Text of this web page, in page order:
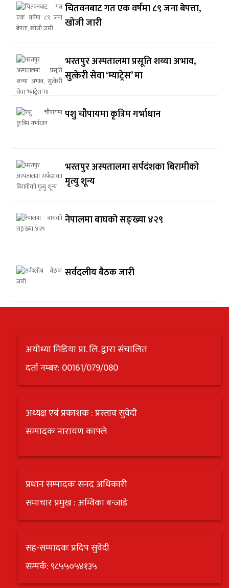
चितवनबाट गत एक वर्षमा ८९ जना बेपत्ता,
खोजी जारी
भरतपुर अस्पतालमा प्रसूति शय्या अभाव,
सुत्केरी सेवा ‘म्याट्रेस’ मा
पशु चौपायमा कृत्रिम गर्भाधान
भरतपुर अस्पतालमा सर्पदंशका बिरामीको
मृत्यु शून्य
नेपालमा बाघको सङ्ख्या ४२९
सर्वदलीय बैठक जारी
अयोध्या मिडिया प्रा. लि. द्वारा संचालित
दर्ता नम्बर: 00161/079/080
अध्यक्ष एबं प्रकाशक : प्रस्ताव सुवेदी
सम्पादकः नारायण काफ्ले
प्रधान सम्पादकः सनद अधिकारी
समाचार प्रमुख : अम्विका बन्जाडे
सह-सम्पादकः प्रदिप सुवेदी
सम्पर्क: ९८५५०५४१३५